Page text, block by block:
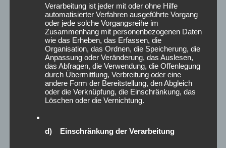
Orientierung und Unterstützung im Alltag.
Im Zentrum: Das bio-psycho-soziale Modell der
Gesundheitsbildung nach Aaron Antonovsky. Gesundheit ist
kein Zustand, sondern ein Prozess – und genau hier setzen
wir an. Bewegung, Begegnung, Bildung: Wir machen Sport im
Quartier erlebbar und zugänglich – für alle Altersgruppen,
unabhängig von Herkunft, Fähigkeiten oder sozialem Status.
Arbeit als Sportphysiotherapeutin geehrt wurde. ☺️
Verarbeitung ist jeder mit oder ohne Hilfe
automatisierter Verfahren ausgeführte Vorgang
oder jede solche Vorgangsreihe im
Zusammenhang mit personenbezogenen Daten
wie das Erheben, das Erfassen, die
Organisation, das Ordnen, die Speicherung, die
Anpassung oder Veränderung, das Auslesen,
das Abfragen, die Verwendung, die Offenlegung
durch Übermittlung, Verbreitung oder eine
andere Form der Bereitstellung, den Abgleich
oder die Verknüpfung, die Einschränkung, das
Löschen oder die Vernichtung.
d) Einschränkung der Verarbeitung